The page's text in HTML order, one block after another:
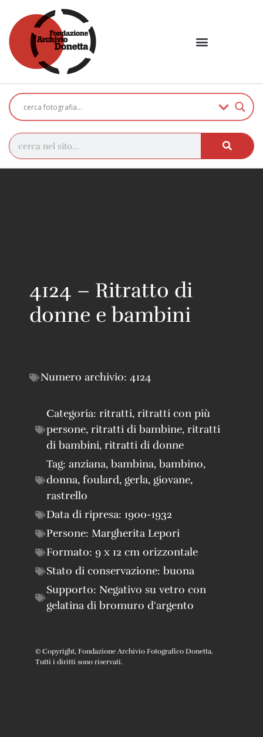
4124 – Ritratto di
donne e bambini
Numero archivio: 4124
Categoria: ritratti, ritratti con più
persone, ritratti di bambine, ritratti
di bambini, ritratti di donne
Tag: anziana, bambina, bambino,
donna, foulard, gerla, giovane,
rastrello
Data di ripresa: 1900-1932
Persone: Margherita Lepori
Formato: 9 x 12 cm orizzontale
Stato di conservazione: buona
Supporto: Negativo su vetro con
gelatina di bromuro d'argento
© Copyright, Fondazione Archivio Fotografico Donetta.
Tutti i diritti sono riservati.